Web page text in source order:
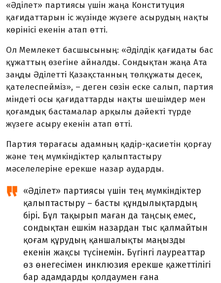
«Әділет» партиясы үшін жаңа Конституция
қағидаттарын іс жүзінде жүзеге асырудың нақты
көрінісі екенін атап өтті.
Ол Мемлекет басшысының: «Әділдік қағидаты бас
құжаттың өзегіне айналды. Сондықтан жаңа Ата
заңды Әділетті Қазақстанның төлқұжаты десек,
қателеспейміз», – деген сөзін еске салып, партия
міндеті осы қағидаттарды нақты шешімдер мен
қоғамдық бастамалар арқылы дәйекті түрде
жүзеге асыру екенін атап өтті.
Партия төрағасы адамның қадір-қа­сиетін қорғау
және тең мүмкіндіктер қалыптастыру
мәселелеріне ерекше назар аударды.
«Әділет» партиясы үшін тең мүмкіндіктер
қалыптастыру – басты құндылықтардың
бірі. Бұл тақырып маған да таңсық емес,
сондықтан ешкім назардан тыс қалмайтын
қоғам құрудың қаншалықты маңызды
екенін жақсы түсінемін. Бүгінгі лауреаттар
өз өнегесімен инклюзия ерекше қажеттілігі
бар адамдарды қолдаумен ғана